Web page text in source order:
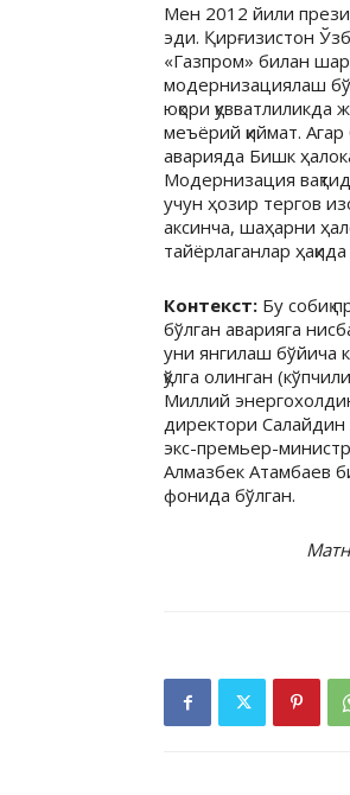
Мен 2012 йили
эди. Қирғизистон
«Газпром» билан
модернизациялаш
юқори
меъёрий қиймат.
аварияда Бишк
Модернизация
учун ҳозир тергов
аксинча, шаҳарни
тайёрлаганлар
Контекст: Бу собиқ
бўлган аварияга
уни янгилаш бўйича
қўлга олинган
Миллий
директори Салайдин
экс-премьер-
Алмазбек Атамбаев
фонида бўлган.